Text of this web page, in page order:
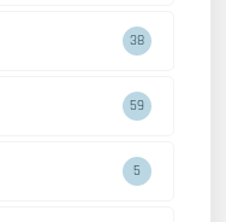
38
59
5